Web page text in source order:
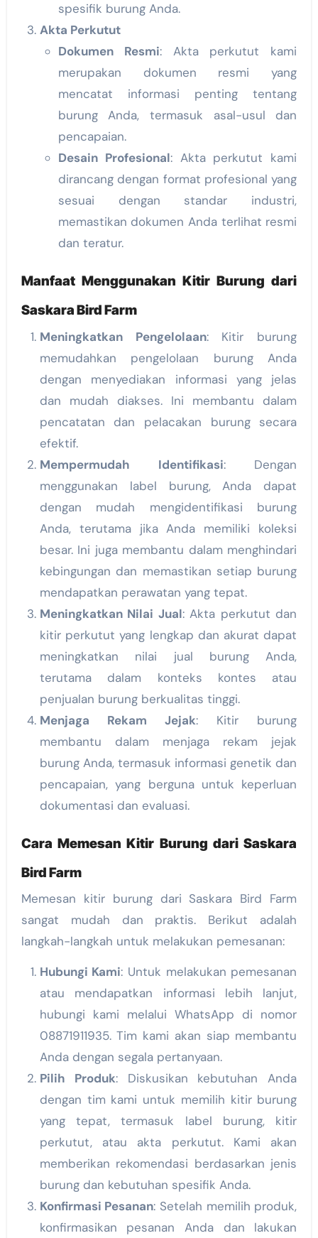
spesifik burung Anda.
Akta Perkutut
Dokumen Resmi: Akta perkutut kami
merupakan dokumen resmi yang
mencatat informasi penting tentang
burung Anda, termasuk asal-usul dan
pencapaian.
Desain Profesional: Akta perkutut kami
dirancang dengan format profesional yang
sesuai dengan standar industri,
memastikan dokumen Anda terlihat resmi
dan teratur.
Manfaat Menggunakan Kitir Burung dari
Saskara Bird Farm
Meningkatkan Pengelolaan: Kitir burung
memudahkan pengelolaan burung Anda
dengan menyediakan informasi yang jelas
dan mudah diakses. Ini membantu dalam
pencatatan dan pelacakan burung secara
efektif.
Mempermudah Identifikasi: Dengan
menggunakan label burung, Anda dapat
dengan mudah mengidentifikasi burung
Anda, terutama jika Anda memiliki koleksi
besar. Ini juga membantu dalam menghindari
kebingungan dan memastikan setiap burung
mendapatkan perawatan yang tepat.
Meningkatkan Nilai Jual: Akta perkutut dan
kitir perkutut yang lengkap dan akurat dapat
meningkatkan nilai jual burung Anda,
terutama dalam konteks kontes atau
penjualan burung berkualitas tinggi.
Menjaga Rekam Jejak: Kitir burung
membantu dalam menjaga rekam jejak
burung Anda, termasuk informasi genetik dan
pencapaian, yang berguna untuk keperluan
dokumentasi dan evaluasi.
Cara Memesan Kitir Burung dari Saskara
Bird Farm
Memesan kitir burung dari Saskara Bird Farm
sangat mudah dan praktis. Berikut adalah
langkah-langkah untuk melakukan pemesanan:
Hubungi Kami: Untuk melakukan pemesanan
atau mendapatkan informasi lebih lanjut,
hubungi kami melalui WhatsApp di nomor
08871911935. Tim kami akan siap membantu
Anda dengan segala pertanyaan.
Pilih Produk: Diskusikan kebutuhan Anda
dengan tim kami untuk memilih kitir burung
yang tepat, termasuk label burung, kitir
perkutut, atau akta perkutut. Kami akan
memberikan rekomendasi berdasarkan jenis
burung dan kebutuhan spesifik Anda.
Konfirmasi Pesanan: Setelah memilih produk,
konfirmasikan pesanan Anda dan lakukan